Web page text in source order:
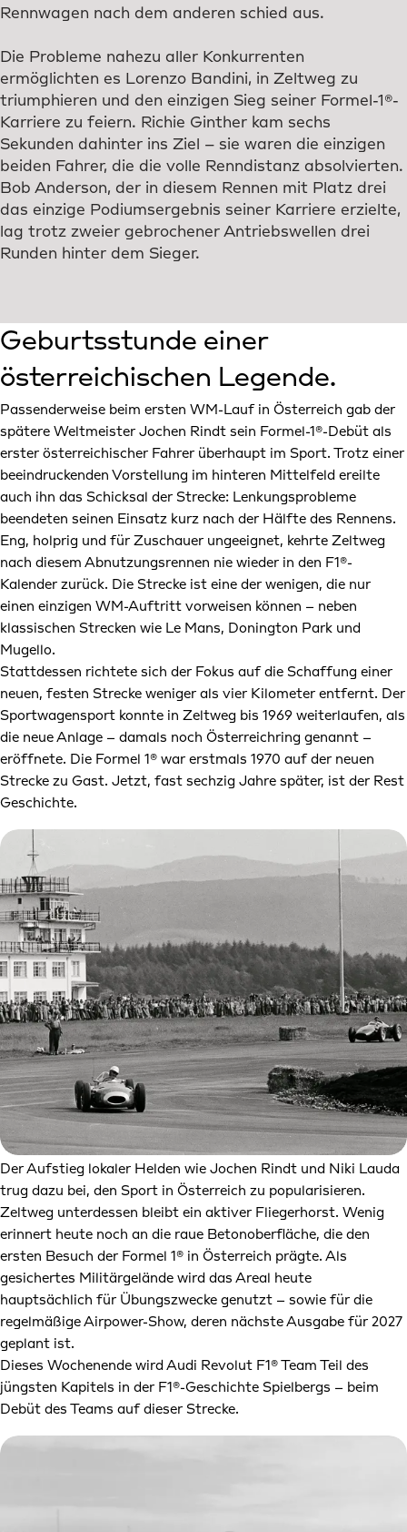
Rennwagen nach dem anderen schied aus.
Die Probleme nahezu aller Konkurrenten
ermöglichten es Lorenzo Bandini, in Zeltweg zu
triumphieren und den einzigen Sieg seiner Formel-1®-
Karriere zu feiern. Richie Ginther kam sechs
Sekunden dahinter ins Ziel – sie waren die einzigen
beiden Fahrer, die die volle Renndistanz absolvierten.
Bob Anderson, der in diesem Rennen mit Platz drei
das einzige Podiumsergebnis seiner Karriere erzielte,
lag trotz zweier gebrochener Antriebswellen drei
Runden hinter dem Sieger.
Geburtsstunde einer
österreichischen Legende.
Passenderweise beim ersten WM-Lauf in Österreich gab der
spätere Weltmeister Jochen Rindt sein Formel-1®-Debüt als
erster österreichischer Fahrer überhaupt im Sport. Trotz einer
beeindruckenden Vorstellung im hinteren Mittelfeld ereilte
auch ihn das Schicksal der Strecke: Lenkungsprobleme
beendeten seinen Einsatz kurz nach der Hälfte des Rennens.
Eng, holprig und für Zuschauer ungeeignet, kehrte Zeltweg
nach diesem Abnutzungsrennen nie wieder in den F1®-
Kalender zurück. Die Strecke ist eine der wenigen, die nur
einen einzigen WM-Auftritt vorweisen können – neben
klassischen Strecken wie Le Mans, Donington Park und
Mugello.
Stattdessen richtete sich der Fokus auf die Schaffung einer
neuen, festen Strecke weniger als vier Kilometer entfernt. Der
Sportwagensport konnte in Zeltweg bis 1969 weiterlaufen, als
die neue Anlage – damals noch Österreichring genannt –
eröffnete. Die Formel 1® war erstmals 1970 auf der neuen
Strecke zu Gast. Jetzt, fast sechzig Jahre später, ist der Rest
Geschichte.
Der Aufstieg lokaler Helden wie Jochen Rindt und Niki Lauda
trug dazu bei, den Sport in Österreich zu popularisieren.
Zeltweg unterdessen bleibt ein aktiver Fliegerhorst. Wenig
erinnert heute noch an die raue Betonoberfläche, die den
ersten Besuch der Formel 1® in Österreich prägte. Als
gesichertes Militärgelände wird das Areal heute
hauptsächlich für Übungszwecke genutzt – sowie für die
regelmäßige Airpower-Show, deren nächste Ausgabe für 2027
geplant ist.
Dieses Wochenende wird Audi Revolut F1® Team Teil des
jüngsten Kapitels in der F1®-Geschichte Spielbergs – beim
Debüt des Teams auf dieser Strecke.